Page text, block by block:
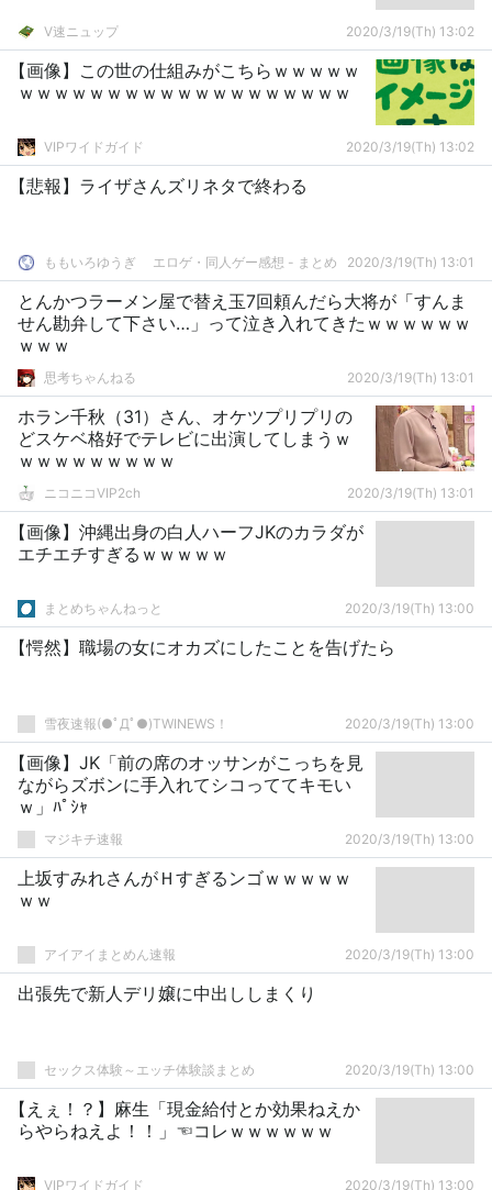
V速ニュップ 2020/3/19(Th) 13:02
【画像】この世の仕組みがこちらｗｗｗｗｗ
ｗｗｗｗｗｗｗｗｗｗｗｗｗｗｗｗｗｗｗ
VIPワイドガイド 2020/3/19(Th) 13:02
【悲報】ライザさんズリネタで終わる
ももいろゆうぎ エロゲ・同人ゲー感想 - まとめ 2020/3/19(Th) 13:01
とんかつラーメン屋で替え玉7回頼んだら大将が「すんま
せん勘弁して下さい…」って泣き入れてきたｗｗｗｗｗｗ
ｗｗｗ
思考ちゃんねる 2020/3/19(Th) 13:01
ホラン千秋（31）さん、オケツプリプリの
どスケベ格好でテレビに出演してしまうｗ
ｗｗｗｗｗｗｗｗｗ
ニコニコVIP2ch 2020/3/19(Th) 13:01
【画像】沖縄出身の白人ハーフJKのカラダが
エチエチすぎるｗｗｗｗｗ
まとめちゃんねっと 2020/3/19(Th) 13:00
【愕然】職場の女にオカズにしたことを告げたら
雪夜速報(●ﾟДﾟ●)TWINEWS！ 2020/3/19(Th) 13:00
【画像】JK「前の席のオッサンがこっちを見
ながらズボンに手入れてシコっててキモい
ｗ」ﾊﾟｼｬ
マジキチ速報 2020/3/19(Th) 13:00
上坂すみれさんがＨすぎるンゴｗｗｗｗｗ
ｗｗ
アイアイまとめん速報 2020/3/19(Th) 13:00
出張先で新人デリ嬢に中出ししまくり
セックス体験～エッチ体験談まとめ 2020/3/19(Th) 13:00
【えぇ！？】麻生「現金給付とか効果ねえか
らやらねえよ！！」☜コレｗｗｗｗｗｗ
VIPワイドガイド 2020/3/19(Th) 13:00